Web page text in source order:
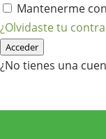
Mantenerme
¿Olvidaste tu
Acceder
¿No tienes una